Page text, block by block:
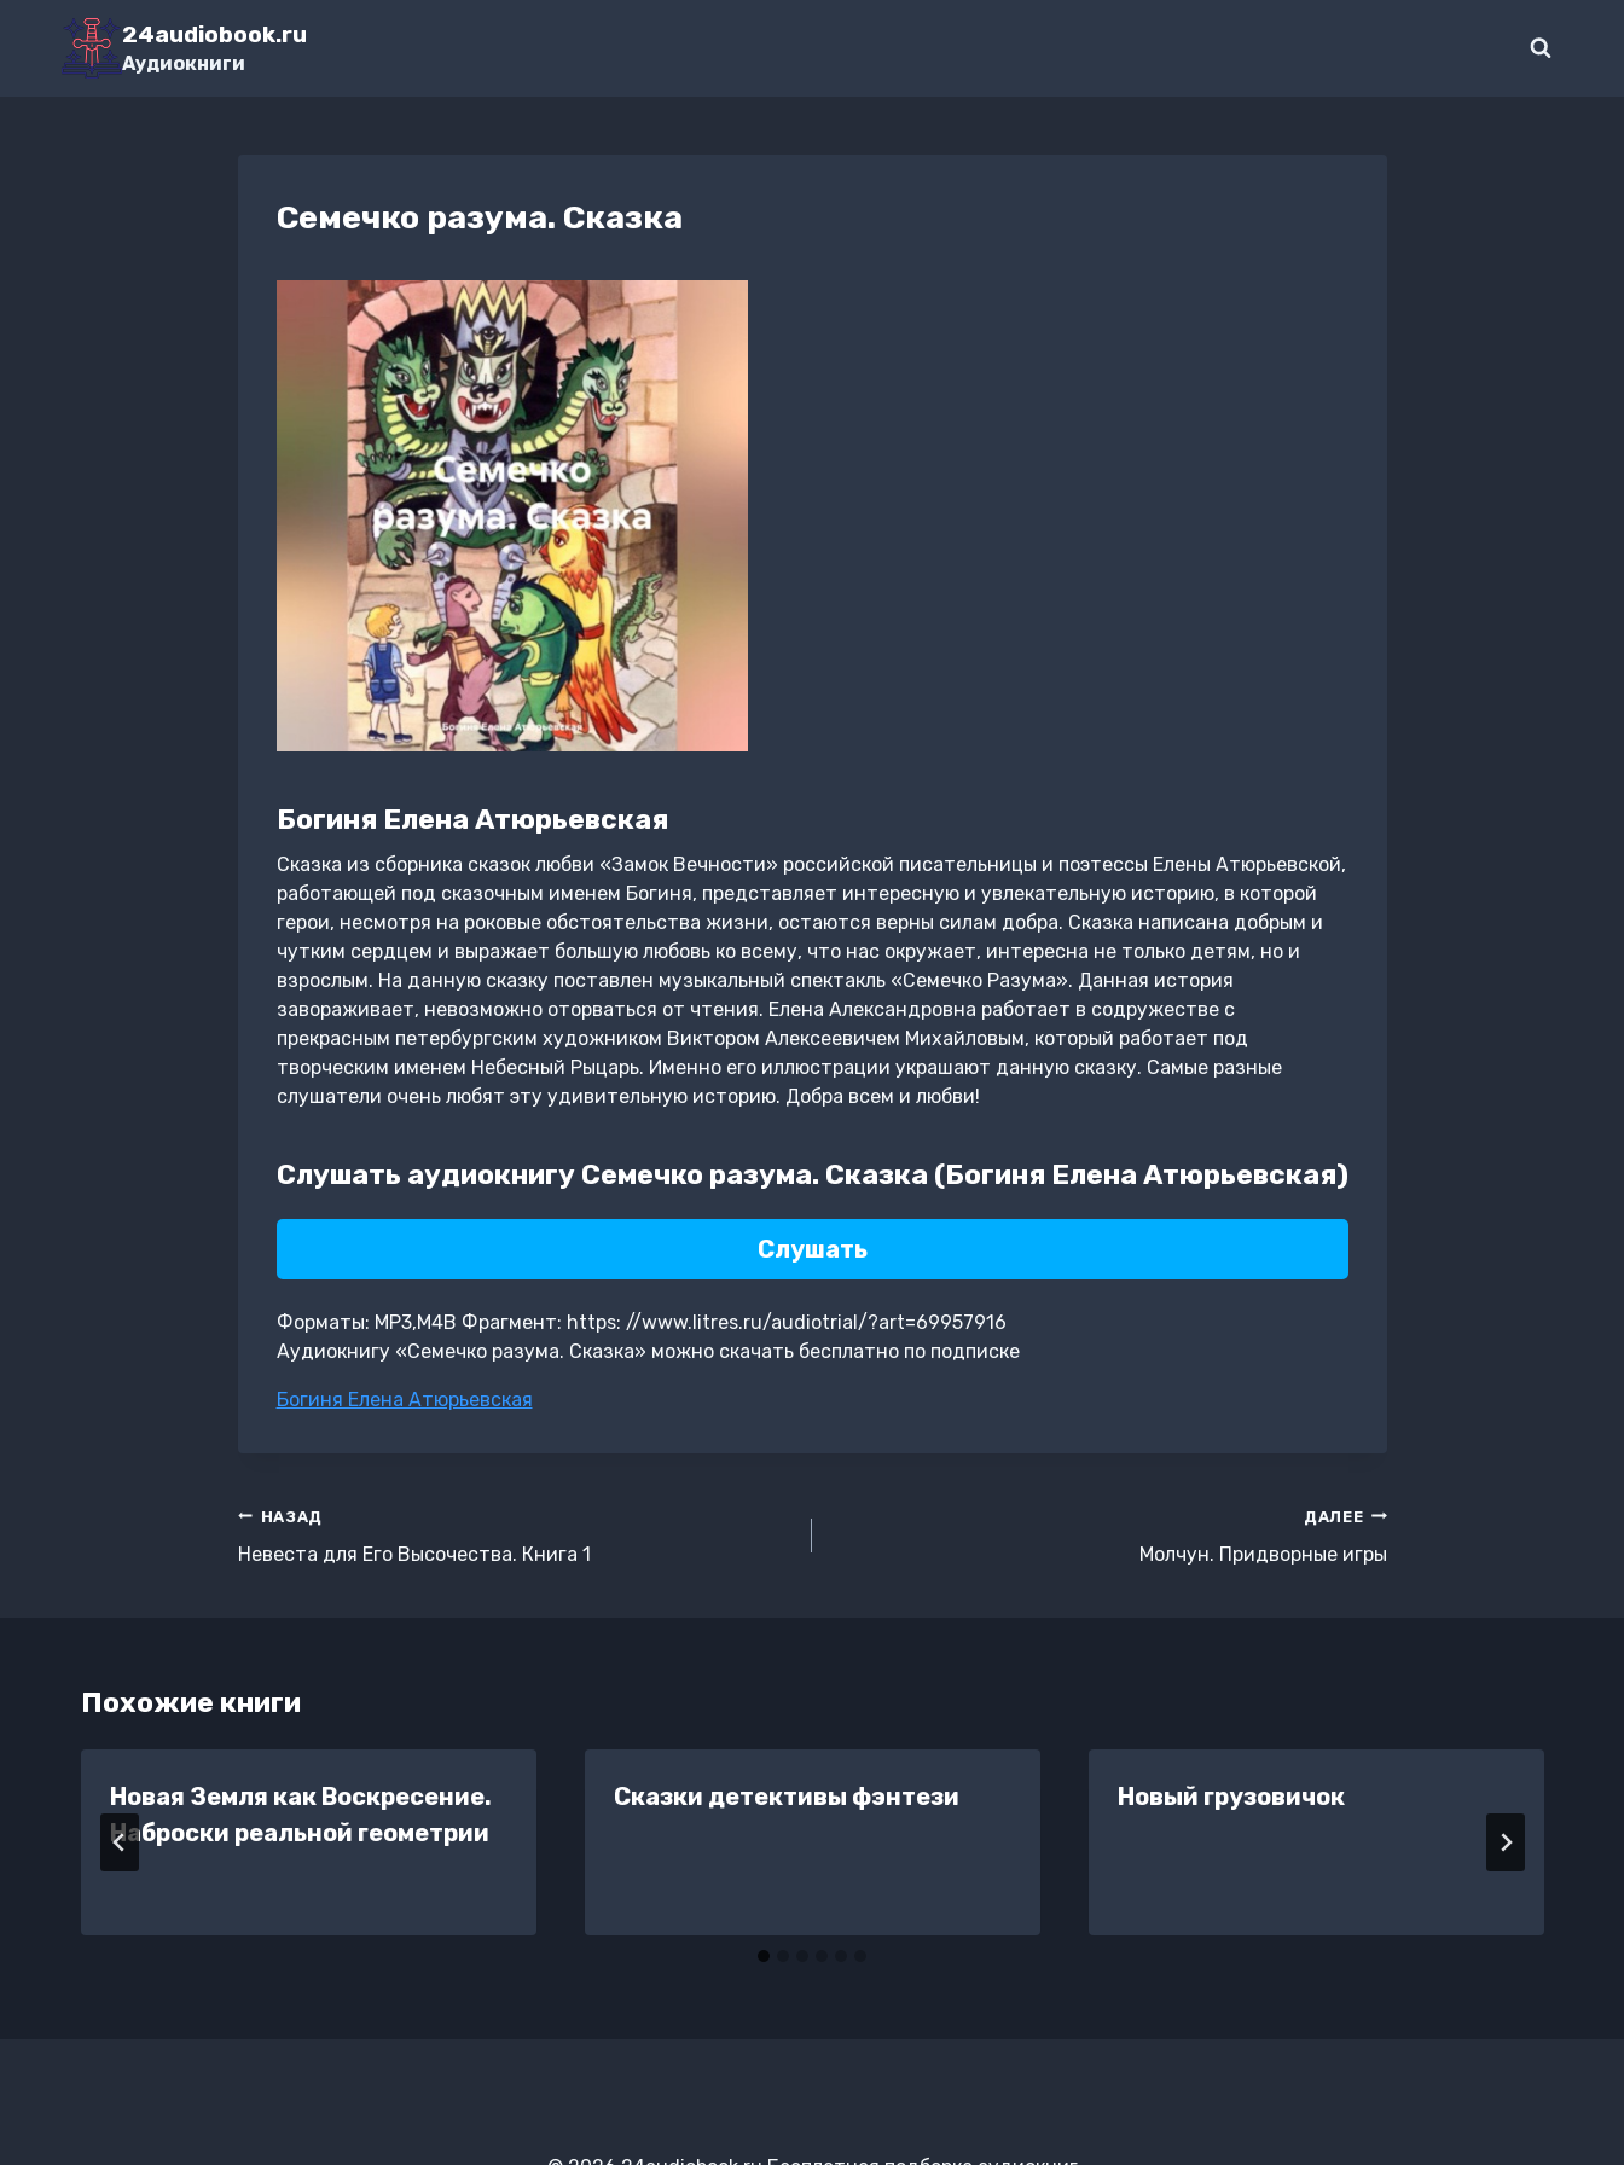
Перейти
содержимому
24audiobook.ru
Аудиокниги
Семечко разума. Сказка
Богиня Елена Атюрьевская
Сказка из сборника сказок любви «Замок Вечности» российской писательницы и поэтессы Елены Атюрьевской,
работающей под сказочным именем Богиня, представляет интересную и увлекательную историю, в которой
герои, несмотря на роковые обстоятельства жизни, остаются верны силам добра. Сказка написана добрым и
чутким сердцем и выражает большую любовь ко всему, что нас окружает, интересна не только детям, но и
взрослым. На данную сказку поставлен музыкальный спектакль «Семечко Разума». Данная история
завораживает, невозможно оторваться от чтения. Елена Александровна работает в содружестве с
прекрасным петербургским художником Виктором Алексеевичем Михайловым, который работает под
творческим именем Небесный Рыцарь. Именно его иллюстрации украшают данную сказку. Самые разные
слушатели очень любят эту удивительную историю. Добра всем и любви!
Слушать аудиокнигу Семечко разума. Сказка (Богиня Елена Атюрьевская)
Слушать
Форматы: MP3,M4B Фрагмент: https: //www.litres.ru/audiotrial/?art=69957916
Аудиокнигу «Семечко разума. Сказка» можно скачать бесплатно по подписке
Метки
Богиня Елена Атюрьевская
Навигация
по
НАЗАД
Невеста для Его Высочества. Книга 1
ДАЛЕЕ
Молчун. Придворные игры
Похожие книги
Новая Земля как Воскресение.
Наброски реальной геометрии
Сказки детективы фэнтези Новый грузовичок